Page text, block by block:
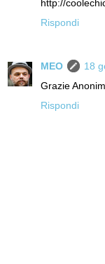
http://
Rispondi
MEO
18
Grazie
Rispondi